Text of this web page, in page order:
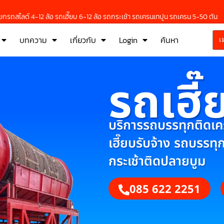
รถสไลด์ 4-12 ล้อ รถเฮี๊ยบ 6-12 ล้อ รถกระเช้า รถเครนเทปูน รถเครน 5-50 ตัน
บทความ เกี่ยวกับ Login ค้นหา
รถเฮี๊
บริการรถบรรทุกติดเ
เฮี๊ยบรับจ้าง รถบรรทุ
กระเช้าติดปลายบูม
085 622 2251